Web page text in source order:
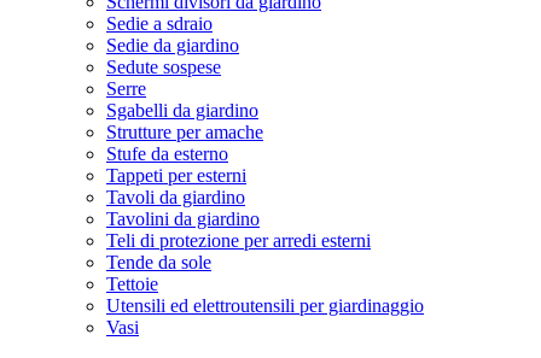
Sedie a sdraio
Sedie da giardino
Sedute sospese
Serre
Sgabelli da giardino
Strutture per amache
Stufe da esterno
Tappeti per esterni
Tavoli da giardino
Tavolini da giardino
Teli di protezione per arredi esterni
Tende da sole
Tettoie
Utensili ed elettroutensili per giardinaggio
Vasi